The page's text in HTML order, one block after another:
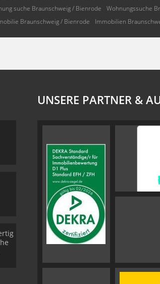
suche Braunschweig / Bienrode Wohnungssuche
Braunschweig / Bienrode Immobilien
UNSERE PARTNER &